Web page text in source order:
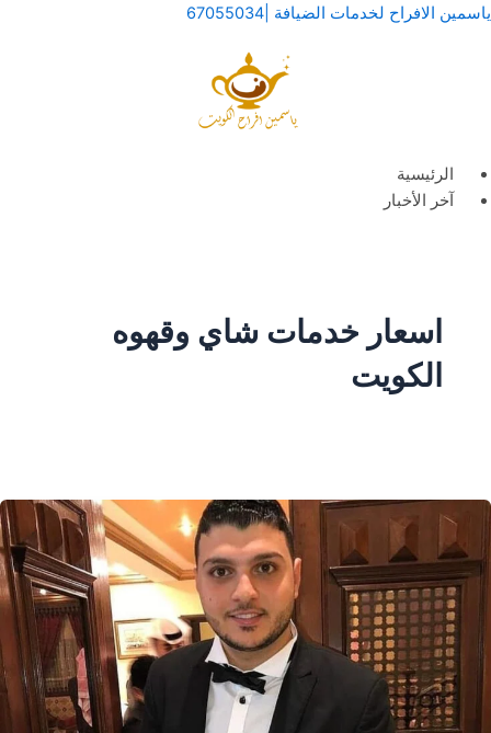
تخطي
ياسمين الافراح لخدمات الضيافة |67055034
القائمة
الرئيسية
آخر الأخبار
اسعار خدمات شاي وقهوه
الكويت
القائمة